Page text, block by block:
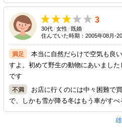
3
30代/女性/ 既婚
住んでいた時期：2005年08月-
本当に自然だらけで空気も良
すよ。初めて野生の動物にあいまし
です
お店に行くのには中々困難で
で、しかも雪が降る冬はもう車がすべ